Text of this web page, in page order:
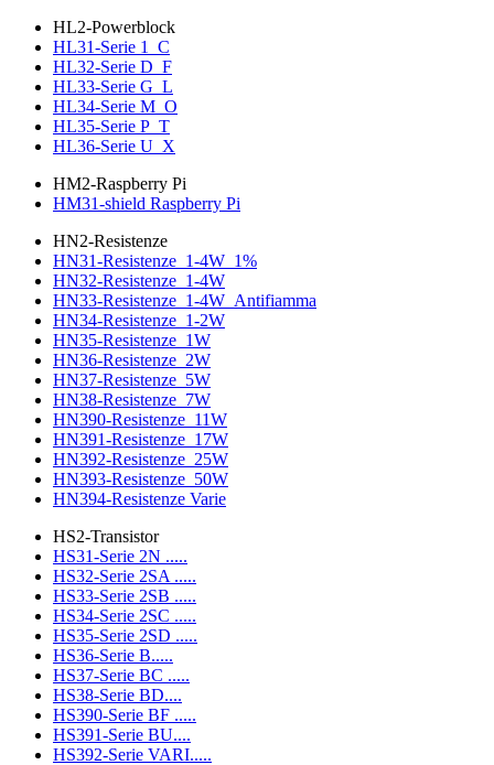
HL2-Powerblock
HL31-Serie 1_C
HL32-Serie D_F
HL33-Serie G_L
HL34-Serie M_O
HL35-Serie P_T
HL36-Serie U_X
HM2-Raspberry Pi
HM31-shield Raspberry Pi
HN2-Resistenze
HN31-Resistenze_1-4W_1%
HN32-Resistenze_1-4W
HN33-Resistenze_1-4W_Antifiamma
HN34-Resistenze_1-2W
HN35-Resistenze_1W
HN36-Resistenze_2W
HN37-Resistenze_5W
HN38-Resistenze_7W
HN390-Resistenze_11W
HN391-Resistenze_17W
HN392-Resistenze_25W
HN393-Resistenze_50W
HN394-Resistenze Varie
HS2-Transistor
HS31-Serie 2N .....
HS32-Serie 2SA .....
HS33-Serie 2SB .....
HS34-Serie 2SC .....
HS35-Serie 2SD .....
HS36-Serie B.....
HS37-Serie BC .....
HS38-Serie BD....
HS390-Serie BF .....
HS391-Serie BU....
HS392-Serie VARI.....